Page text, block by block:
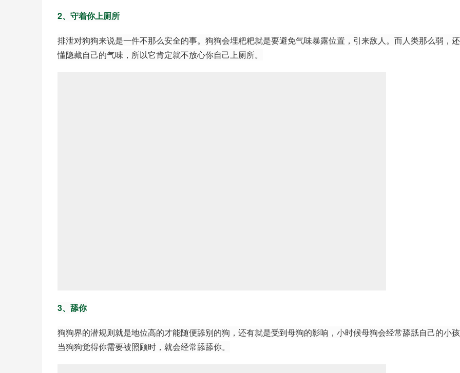
2、守着你上厕所
排泄对狗狗来说是一件不那么安全的事。狗狗会埋粑粑就是要避免气味暴露位置，引来敌人。而人类那么弱，
懂隐藏自己的气味，所以它肯定就不放心你自己上厕所。
3、舔你
狗狗界的潜规则就是地位高的才能随便舔别的狗，还有就是受到母狗的影响，小时候母狗会经常舔舐自己的小
当狗狗觉得你需要被照顾时，就会经常舔舔你。